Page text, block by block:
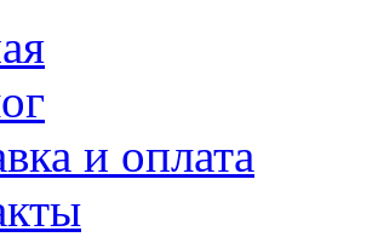
и оплата